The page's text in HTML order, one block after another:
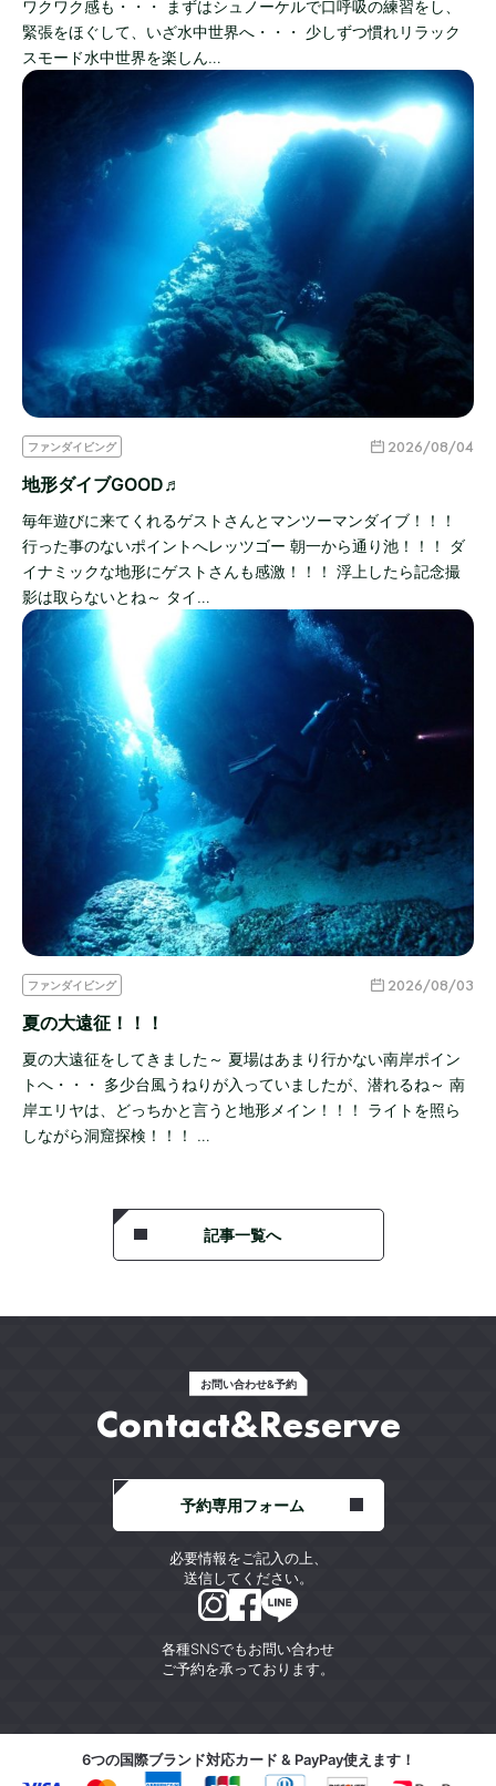
ワクワク感も・・・ まずはシュノーケルで口呼吸の練習をし、
緊張をほぐして、いざ水中世界へ・・・ 少しずつ慣れリラック
スモード水中世界を楽しん…
ファンダイビング 2026/08/04
地形ダイブGOOD♬
毎年遊びに来てくれるゲストさんとマンツーマンダイブ！！！
行った事のないポイントへレッツゴー 朝一から通り池！！！ ダ
イナミックな地形にゲストさんも感激！！！ 浮上したら記念撮
影は取らないとね～ タイ…
ファンダイビング 2026/08/03
夏の大遠征！！！
夏の大遠征をしてきました～ 夏場はあまり行かない南岸ポイン
トへ・・・ 多少台風うねりが入っていましたが、潜れるね～ 南
岸エリヤは、どっちかと言うと地形メイン！！！ ライトを照ら
しながら洞窟探検！！！ …
記事一覧へ
お問い合わせ&予約
Contact&Reserve
各種SNSでもお問い合わせ
ご予約を承っております。
予約専用フォーム
必要情報をご記入の上、
送信してください。
6つの国際ブランド対応カード & PayPay使えます！